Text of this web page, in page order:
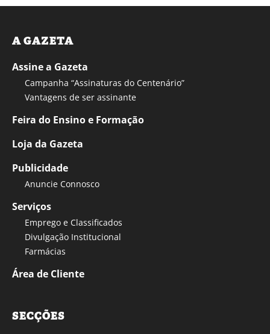
A GAZETA
Assine a Gazeta
Campanha “Assinaturas do Centenário”
Vantagens de ser assinante
Feira do Ensino e Formação
Loja da Gazeta
Publicidade
Anuncie Connosco
Serviços
Emprego e Classificados
Divulgação Institucional
Farmácias
Área de Cliente
SECÇÕES